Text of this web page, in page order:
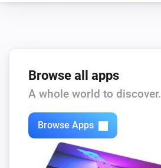
Browse all apps
A whole world to discover.
Browse Apps